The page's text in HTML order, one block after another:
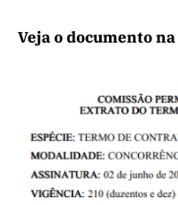
Veja o documento